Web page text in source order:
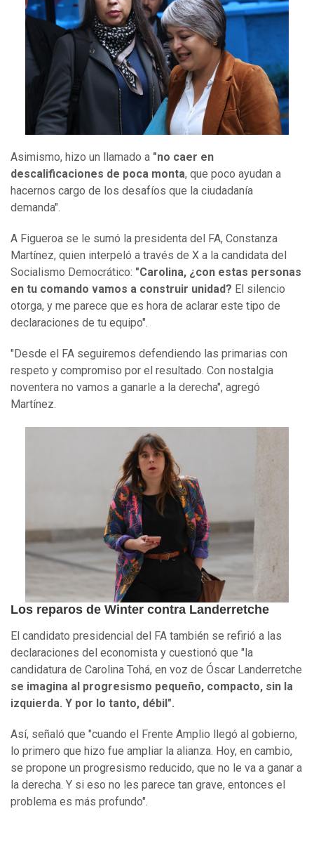
Asimismo, hizo un llamado a "no caer en
descalificaciones de poca monta, que poco ayudan a
hacernos cargo de los desafíos que la ciudadanía
demanda".
A Figueroa se le sumó la presidenta del FA, Constanza
Martínez, quien interpeló a través de X a la candidata del
Socialismo Democrático: "Carolina, ¿con estas personas
en tu comando vamos a construir unidad? El silencio
otorga, y me parece que es hora de aclarar este tipo de
declaraciones de tu equipo".
"Desde el FA seguiremos defendiendo las primarias con
respeto y compromiso por el resultado. Con nostalgia
noventera no vamos a ganarle a la derecha", agregó
Martínez.
Los reparos de Winter contra Landerretche
El candidato presidencial del FA también se refirió a las
declaraciones del economista y cuestionó que "la
candidatura de Carolina Tohá, en voz de Óscar Landerretche
se imagina al progresismo pequeño, compacto, sin la
izquierda. Y por lo tanto, débil".
Así, señaló que "cuando el Frente Amplio llegó al gobierno,
lo primero que hizo fue ampliar la alianza. Hoy, en cambio,
se propone un progresismo reducido, que no le va a ganar a
la derecha. Y si eso no les parece tan grave, entonces el
problema es más profundo".